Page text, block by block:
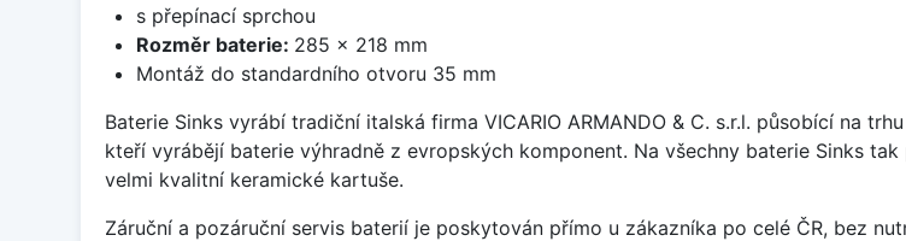
s přepínací sprchou
Rozměr baterie: 285 x 218 mm
Montáž do standardního otvoru 35 mm
Baterie Sinks vyrábí tradiční italská firma VICARIO ARMANDO & C. s.r.l. působící na
kteří vyrábějí baterie výhradně z evropských komponent. Na všechny baterie Sinks
velmi kvalitní keramické kartuše.
Záruční a pozáruční servis baterií je poskytován přímo u zákazníka po celé ČR, bez